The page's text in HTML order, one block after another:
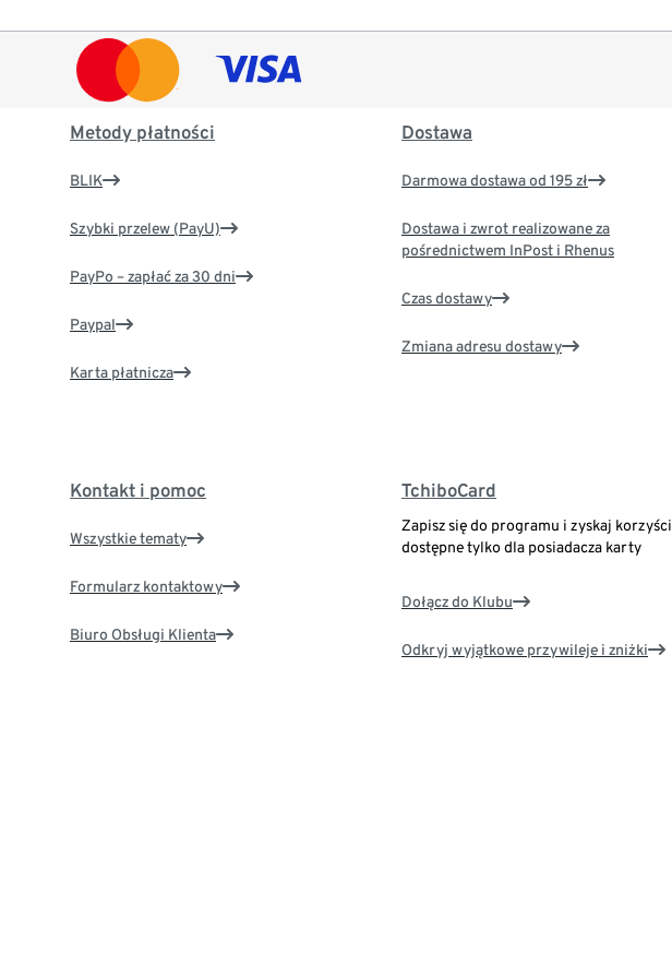
Metody płatności
BLIK
Szybki przelew (PayU)
PayPo – zapłać za 30 dni
Paypal
Karta płatnicza
Dostawa
Darmowa dostawa od 195 zł
Dostawa i zwrot realizowane za
pośrednictwem InPost i Rhenus
Czas dostawy
Zmiana adresu dostawy
Kontakt i pomoc
Wszystkie tematy
Formularz kontaktowy
Biuro Obsługi Klienta
TchiboCard
Zapisz się do programu i zyskaj korzyści
dostępne tylko dla posiadacza karty
Dołącz do Klubu
Odkryj wyjątkowe przywileje i zniżki